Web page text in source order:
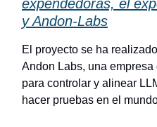
expendedoras, el
y Andon-Labs
El proyecto se ha
Andon Labs, una
para controlar y alinear
hacer pruebas en el